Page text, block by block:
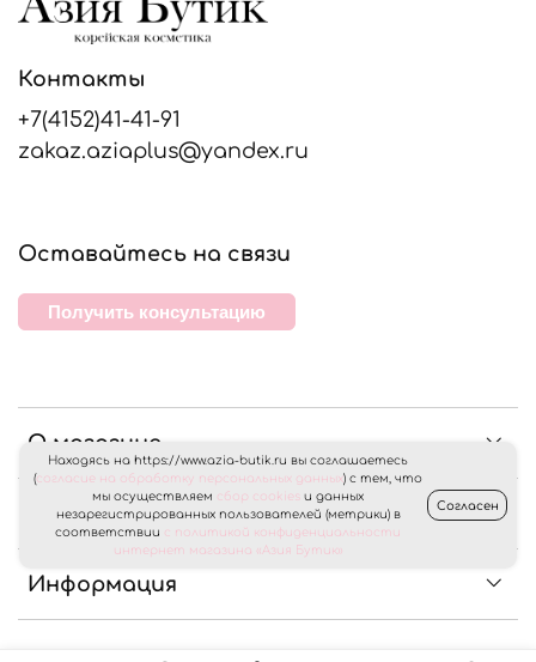
О магазине
Клиентам
Информация
Контакты
+7(4152)41-41-91
zakaz.aziaplus@yandex.ru
Оставайтесь на связи
Получить консультацию
Находясь на https://www.azia-butik.ru вы соглашаетесь
(согласие на обработку персональных данных) с тем, что
мы осуществляем сбор cookies и данных
незарегистрированных пользователей (метрики) в
соответствии с политикой конфиденциальности
интернет магазина «Азия Бутик»
Согласен